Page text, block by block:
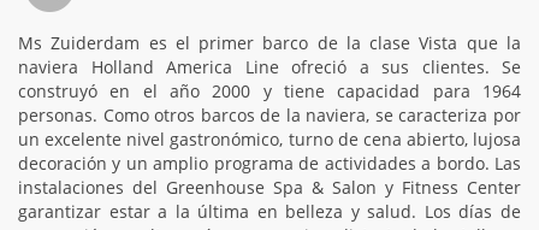
Ms Zuiderdam es el primer barco de la clase Vista que la
naviera Holland America Line ofreció a sus clientes. Se
construyó en el año 2000 y tiene capacidad para 1964
personas. Como otros barcos de la naviera, se caracteriza por
un excelente nivel gastronómico, turno de cena abierto, lujosa
decoración y un amplio programa de actividades a bordo. Las
instalaciones del Greenhouse Spa & Salon y Fitness Center
garantizar estar a la última en belleza y salud. Los días de